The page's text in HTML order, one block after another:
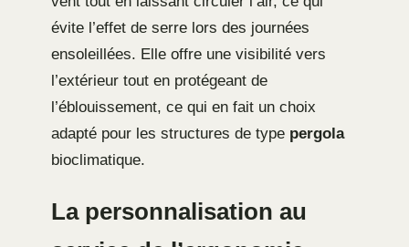
évite l’effet de serre lors des journées
ensoleillées. Elle offre une visibilité vers
l’extérieur tout en protégeant de
l’éblouissement, ce qui en fait un choix
adapté pour les structures de type pergola
bioclimatique.
La personnalisation au